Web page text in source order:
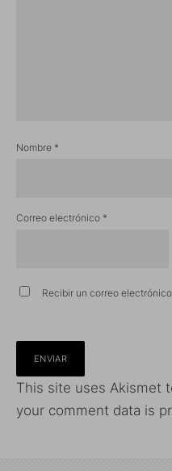
Nombre *
Correo electrónico *
Recibir un correo
This site uses Akismet
your comment data is